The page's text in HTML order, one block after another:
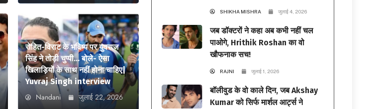
रोहित-विराट के भविष्य पर युवराज
सिंह ने तोड़ी चुप्पी… बोले- ऐसा
खिलाड़ियों के साथ नहीं होना चाहिए|
Yuvraj Singh interview
Nandani जुलाई 22, 2026
SHIKHA MISHRA जुलाई 4, 2026
जब डॉक्टरों ने कहा अब कभी नहीं चल
पाओगे, Hrithik Roshan का वो
खौफनाक सच!
RAJNI जुलाई 1, 2026
बॉलीवुड के वो काले दिन, जब Akshay
Kumar को सिर्फ मार्शल आर्ट्स ने